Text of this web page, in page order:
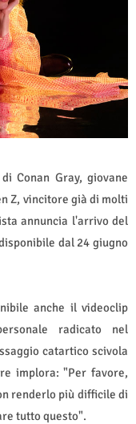
Conan Gray, giovane
Z, vincitore già di molti
annuncia l'arrivo del
dal 24 giugno
anche il videoclip
radicato nel
catartico scivola
implora: "Per favore,
renderlo più difficile di
tutto questo".